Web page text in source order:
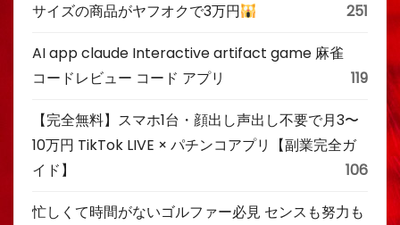
サイズの商品がヤフオクで3万円
251
AI app claude Interactive artifact game 麻雀
コードレビュー コード アプリ
119
【完全無料】スマホ1台・顔出し声出し不要で月3〜
10万円 TikTok LIVE × パチンコアプリ【副業完全ガ
イド】
106
忙しくて時間がないゴルファー必見 センスも努力も